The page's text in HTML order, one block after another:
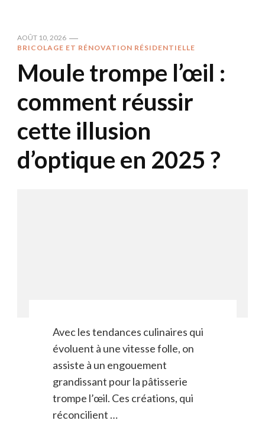
AOÛT 10, 2026
BRICOLAGE ET RÉNOVATION RÉSIDENTIELLE
Moule trompe l’œil :
comment réussir
cette illusion
d’optique en 2025 ?
Avec les tendances culinaires qui
évoluent à une vitesse folle, on
assiste à un engouement
grandissant pour la pâtisserie
trompe l’œil. Ces créations, qui
réconcilient …